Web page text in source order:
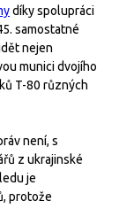
díky spolupráci
samostatné
nejen
munici dvojího
T-80 různých
není, s
z ukrajinské
je
protože